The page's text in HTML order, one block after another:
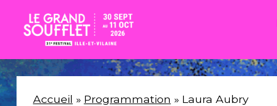
Accueil » Programmation » Laura Aubry